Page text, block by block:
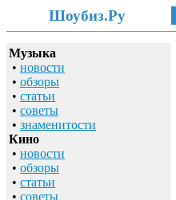
Шоубиз.Ру
Музыка
• новости
• обзоры
• статьи
• советы
• знаменитости
Кино
• новости
• обзоры
• статьи
• советы